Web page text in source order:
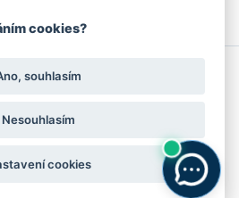
Ochrana osobních údajů
cookies?
souhlasím
Nesouhlasím
cookies